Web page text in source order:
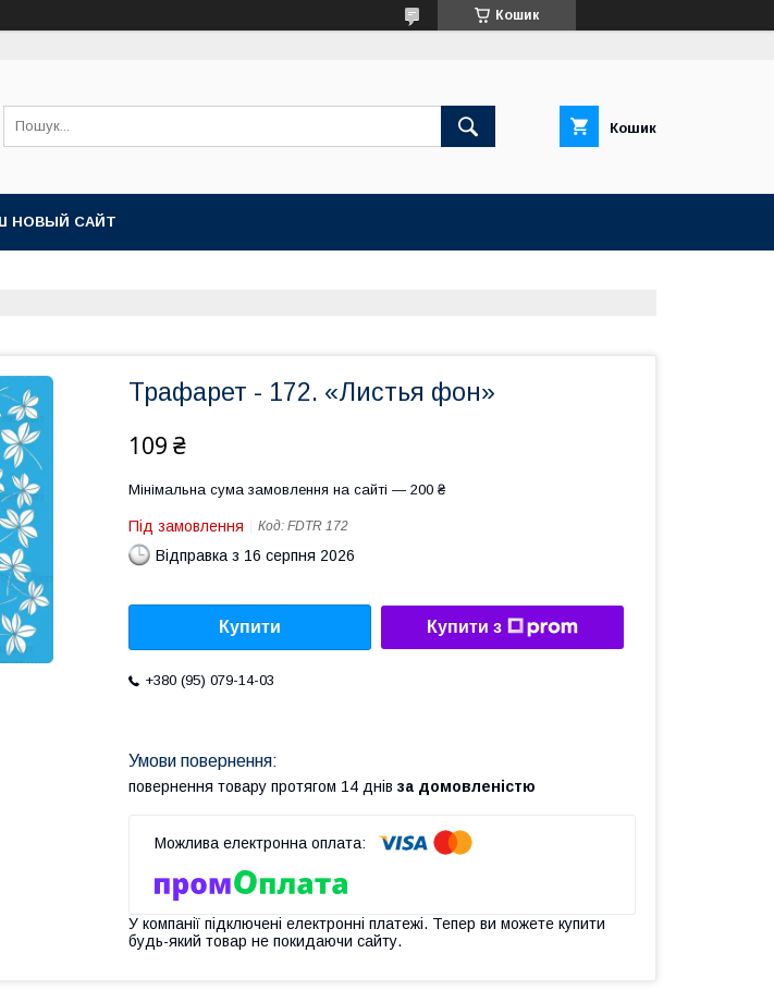
Кошик
Кошик
НОВЫЙ САЙТ
Трафарет - 172. «Листья фон»
109 ₴
Мінімальна сума замовлення на сайті — 200 ₴
Під замовлення Код: FDTR 172
Відправка з 16 серпня 2026
Купити Купити з
+380 (95) 079-14-03
повернення товару протягом 14 днів за домовленістю
У компанії підключені електронні платежі. Тепер ви можете купити
будь-який товар не покидаючи сайту.